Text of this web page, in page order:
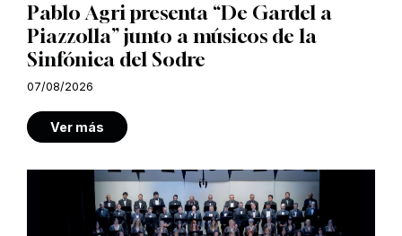
Pablo Agri presenta “De Gardel a
Piazzolla” junto a músicos de la
Sinfónica del Sodre
07/08/2026
Ver más